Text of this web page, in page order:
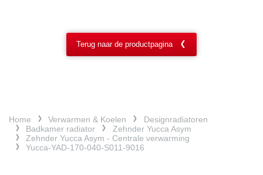
Terug naar de productpagina
Home Verwarmen & Koelen
Designradiatoren
Badkamer radiator
Zehnder Yucca Asym
Zehnder Yucca Asym - Centrale verwarming
Yucca-YAD-170-040-S011-9016